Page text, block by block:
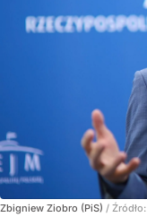
Zbigniew Ziobro (PiS) / Źródło: